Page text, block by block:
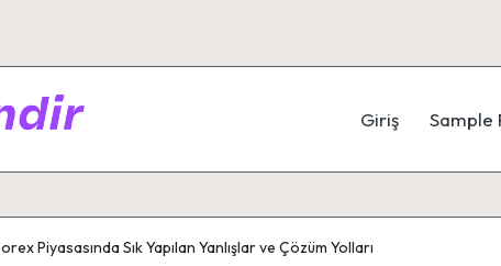
Giriş Sample
Piyasasında Sık Yapılan Yanlışlar ve Çözüm Yolları